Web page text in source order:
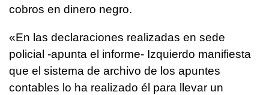
cobros en dinero negro.
«En las declaraciones realizadas en sede
policial -apunta el informe- Izquierdo manifiesta
que el sistema de archivo de los apuntes
contables lo ha realizado él para llevar un